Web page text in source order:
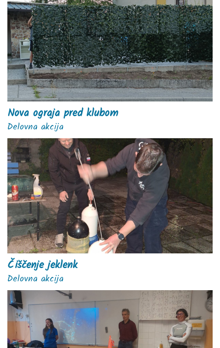
Nova ograja pred klubom
Delovna akcija
Čiščenje jeklenk
Delovna akcija